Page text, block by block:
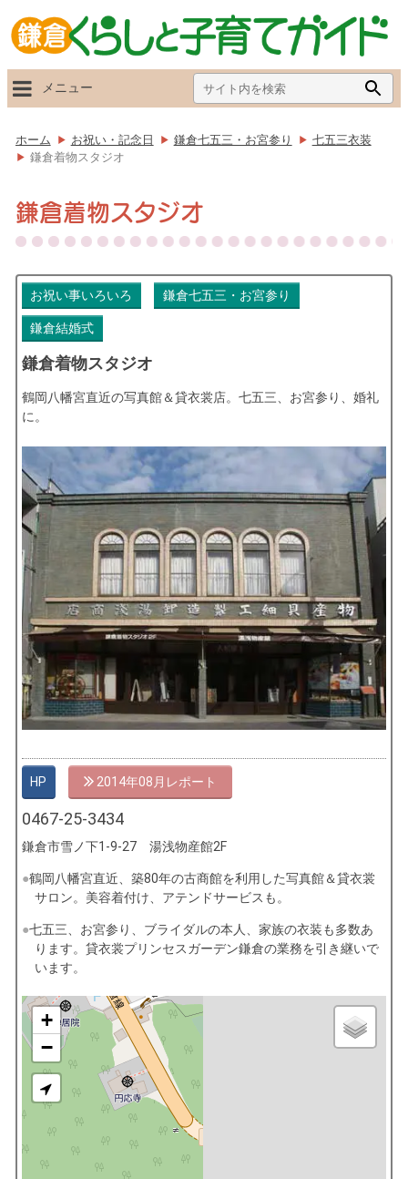
Search
for:
メニュー
ホーム お祝い・記念日 鎌倉七五三・お宮参り
七五三衣装
鎌倉着物スタジオ
鎌倉着物スタジオ
お祝い事いろいろ 鎌倉七五三・お宮参り
鎌倉結婚式
鎌倉着物スタジオ
鶴岡八幡宮直近の写真館＆貸衣裳店。七五三、お宮参り、婚礼
に。
HP 2014年08月
0467-25-3434
鎌倉市雪ノ下1-9-27 湯浅物産館2F
鶴岡八幡宮直近、築80年の古商館を利用した写真館＆貸衣裳
サロン。美容着付け、アテンドサービスも。
七五三、お宮参り、ブライダルの本人、家族の衣装も多数あ
ります。貸衣裳プリンセスガーデン鎌倉の業務を引き継いで
います。
+
−